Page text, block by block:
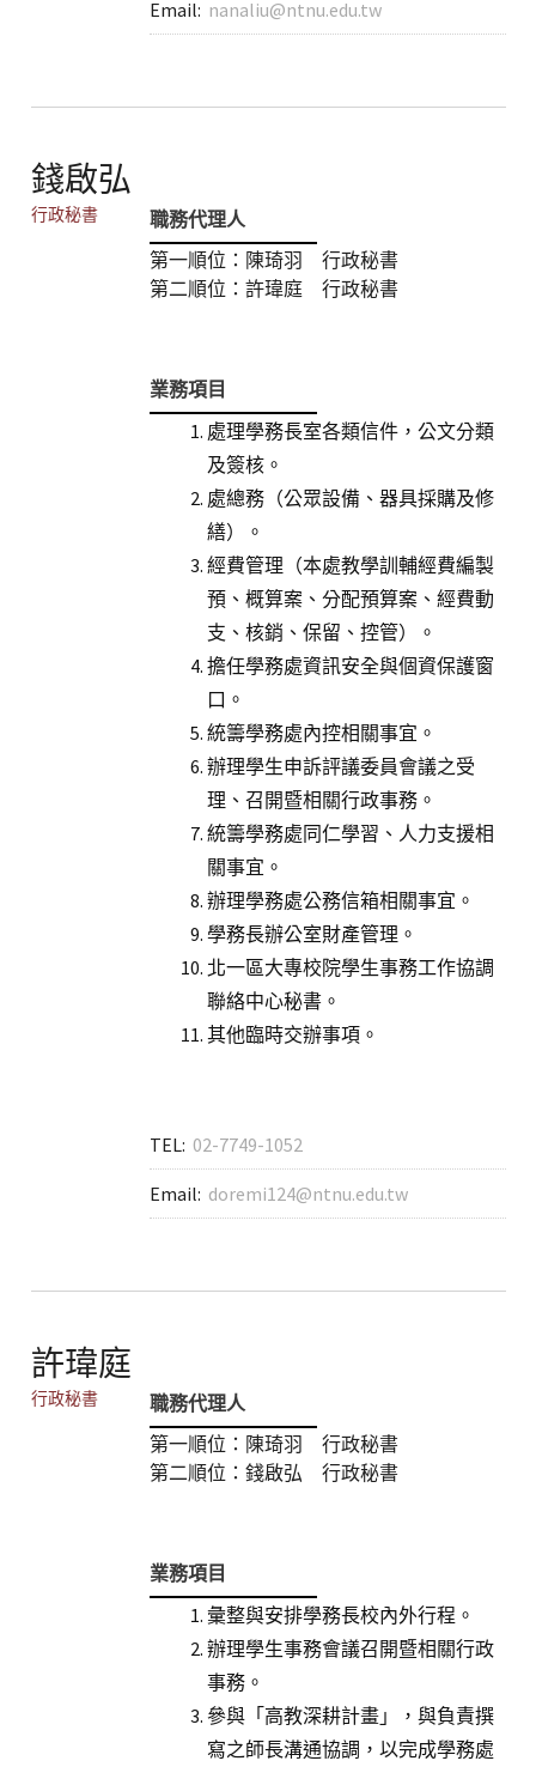
Email: nanaliu@ntnu.edu.tw
錢啟弘
行政秘書
職務代理人
第一順位：陳琦羽 行政秘書
第二順位：許瑋庭 行政秘書
業務項目
處理學務長室各類信件，公文分類
及簽核。
處總務（公眾設備、器具採購及修
繕）。
經費管理（本處教學訓輔經費編製
預、概算案、分配預算案、經費動
支、核銷、保留、控管）。
擔任學務處資訊安全與個資保護窗
口。
統籌學務處內控相關事宜。
辦理學生申訴評議委員會議之受
理、召開暨相關行政事務。
統籌學務處同仁學習、人力支援相
關事宜。
辦理學務處公務信箱相關事宜。
學務長辦公室財產管理。
北一區大專校院學生事務工作協調
聯絡中心秘書。
其他臨時交辦事項。
TEL: 02-7749-1052
Email: doremi124@ntnu.edu.tw
許瑋庭
行政秘書
職務代理人
第一順位：陳琦羽 行政秘書
第二順位：錢啟弘 行政秘書
業務項目
彙整與安排學務長校內外行程。
辦理學生事務會議召開暨相關行政
事務。
參與「高教深耕計畫」，與負責撰
寫之師長溝通協調，以完成學務處